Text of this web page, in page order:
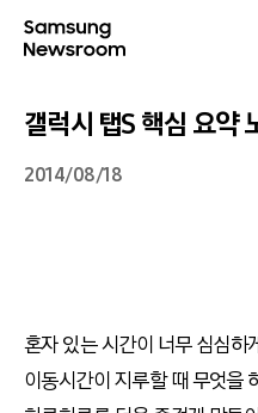
갤럭시 탭S 핵심 요약
2014/08/18
혼자 있는 시간이 너무 심심하
이동시간이 지루할 때 무엇을